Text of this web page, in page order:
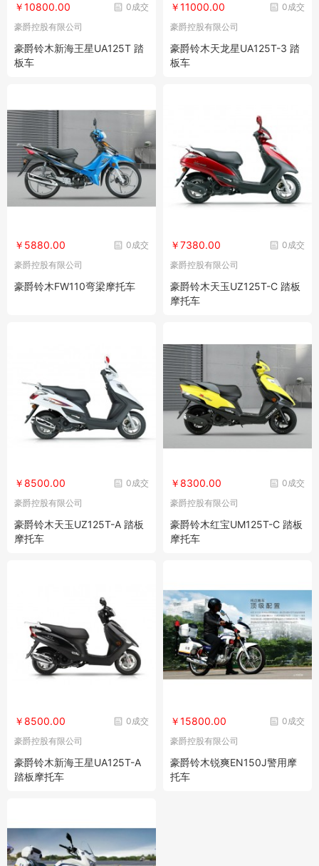
0成交
￥10800.00
豪爵控股有限公司
豪爵铃木新海王星UA125T 踏
板车
0成交
￥11000.00
豪爵控股有限公司
豪爵铃木天龙星UA125T-3 踏
板车
0成交
￥5880.00
豪爵控股有限公司
豪爵铃木FW110弯梁摩托车
0成交
￥7380.00
豪爵控股有限公司
豪爵铃木天玉UZ125T-C 踏板
摩托车
0成交
￥8500.00
豪爵控股有限公司
豪爵铃木天玉UZ125T-A 踏板
摩托车
0成交
￥8300.00
豪爵控股有限公司
豪爵铃木红宝UM125T-C 踏板
摩托车
0成交
￥8500.00
豪爵控股有限公司
豪爵铃木新海王星UA125T-A
踏板摩托车
0成交
￥15800.00
豪爵控股有限公司
豪爵铃木锐爽EN150J警用摩
托车